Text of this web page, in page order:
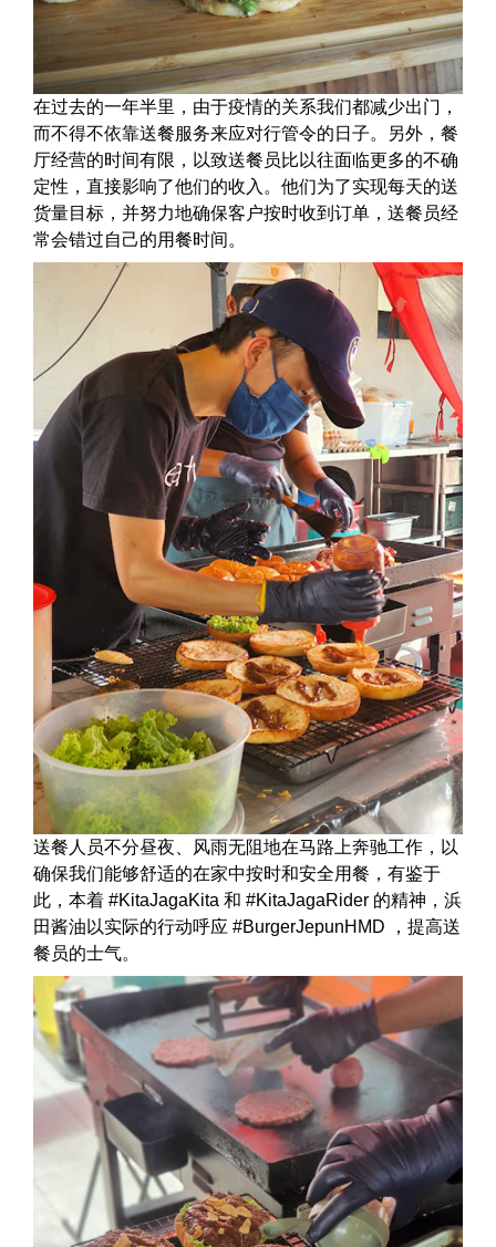
在过去的一年半里，由于疫情的关系我们都减少出门，
而不得不依靠送餐服务来应对行管令的日子。另外，餐
厅经营的时间有限，以致送餐员比以往面临更多的不确
定性，直接影响了他们的收入。他们为了实现每天的送
货量目标，并努力地确保客户按时收到订单，送餐员经
常会错过自己的用餐时间。
送餐人员不分昼夜、风雨无阻地在马路上奔驰工作，以
确保我们能够舒适的在家中按时和安全用餐，有鉴于
此，本着 #KitaJagaKita 和 #KitaJagaRider 的精神，浜
田酱油以实际的行动呼应 #BurgerJepunHMD ，提高送
餐员的士气。